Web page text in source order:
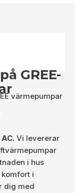
GREE-
värmepumpar
Vi levererar
i hus
i
dig med